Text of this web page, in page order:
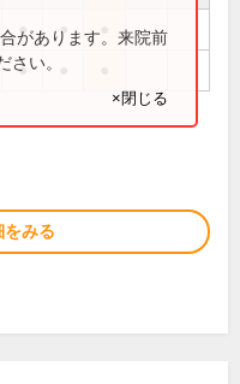
● ●
●
があります。来院前
さい。
×閉じる
をみる